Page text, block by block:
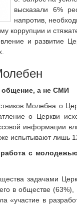
высказали 6%
напротив,
коррупции и
и развитие
общение, а не СМИ
Молебна о
о Церкви
информации
испытывают лишь
с
задачами
в обществе
«участие в